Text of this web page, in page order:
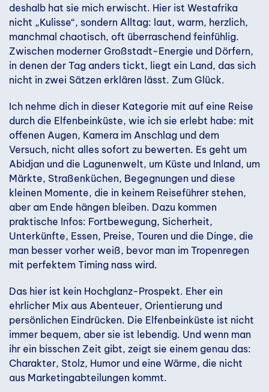
deshalb hat sie mich erwischt. Hier ist Westafrika
nicht „Kulisse“, sondern Alltag: laut, warm, herzlich,
manchmal chaotisch, oft überraschend feinfühlig.
Zwischen moderner Großstadt-Energie und Dörfern,
in denen der Tag anders tickt, liegt ein Land, das sich
nicht in zwei Sätzen erklären lässt. Zum Glück.
Ich nehme dich in dieser Kategorie mit auf eine Reise
durch die Elfenbeinküste, wie ich sie erlebt habe: mit
offenen Augen, Kamera im Anschlag und dem
Versuch, nicht alles sofort zu bewerten. Es geht um
Abidjan und die Lagunenwelt, um Küste und Inland, um
Märkte, Straßenküchen, Begegnungen und diese
kleinen Momente, die in keinem Reiseführer stehen,
aber am Ende hängen bleiben. Dazu kommen
praktische Infos: Fortbewegung, Sicherheit,
Unterkünfte, Essen, Preise, Touren und die Dinge, die
man besser vorher weiß, bevor man im Tropenregen
mit perfektem Timing nass wird.
Das hier ist kein Hochglanz-Prospekt. Eher ein
ehrlicher Mix aus Abenteuer, Orientierung und
persönlichen Eindrücken. Die Elfenbeinküste ist nicht
immer bequem, aber sie ist lebendig. Und wenn man
ihr ein bisschen Zeit gibt, zeigt sie einem genau das:
Charakter, Stolz, Humor und eine Wärme, die nicht
aus Marketingabteilungen kommt.